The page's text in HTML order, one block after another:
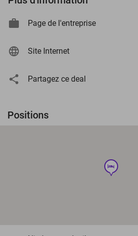
Page de l'entreprise
Site Internet
Partagez ce deal
Positions
hotel